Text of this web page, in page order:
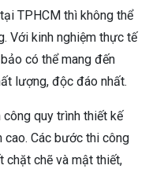
TPHCM thì không thể
Với kinh nghiệm thực tế
có thể mang đến
lượng, độc đáo nhất.
công quy trình thiết kế
Các bước thi công
chặt chẽ và mật thiết,